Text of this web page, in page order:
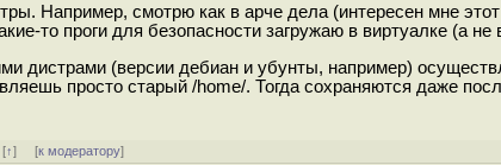
Например, смотрю как в арче дела (интересен мне
то проги для безопасности загружаю в виртуалке (а
дистрами (версии дебиан и убунты, например)
просто старый /home/. Тогда сохраняются даже
[↑] [к модератору]